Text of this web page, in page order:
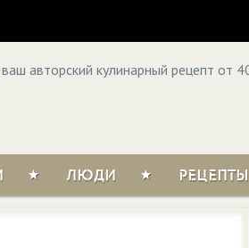
ЛЮДИ РЕЦЕПТЫ